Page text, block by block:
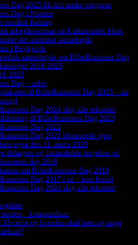
Dag 2025 fik luft under vingerne
Dag i Norden
nordisk fodslag
arbejdsseminar på Kulturmødet Mors
det nordiske samarbejde
i Reykjavik
samarbejde om Billedkunstens Dag
2016-2025
2025
Dag – arkiv
til Billedkunstens Dag 2025 – nu
Dag 2024 slog alle rekorder
til Billedkunstens Dag 2023
Dag 2022
Dag 2021 blomstrede igen
også den 11. marts 2020
deltagere og fantasifulde projekter på
dag 2019
om Billedkunstens Dag 2018
Dag 2017 i tal – kort fortalt
Dag 2024 slog alle rekorder
– kompendium
Hvorfor og hvordan skal børn og unge